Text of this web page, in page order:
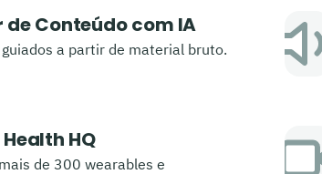
de Conteúdo com IA
a partir de material bruto.
HQ
de 300 wearables e